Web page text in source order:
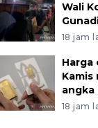
Wali
18 jam
Harga
Kamis
angka
18 jam